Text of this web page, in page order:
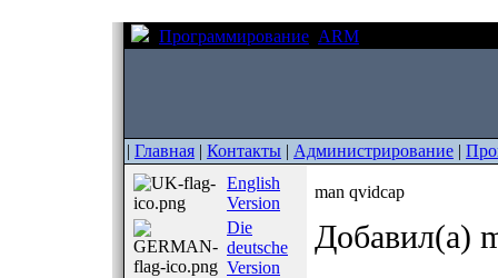
Программирование ARM
| Главная | Контакты | Администрирование |
English
Version
Die
deutsche
Version
man qvidcap
Добавил(а)